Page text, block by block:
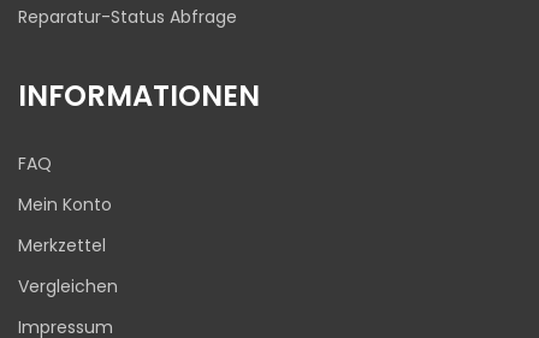
Reparatur-Status Abfrage
INFORMATIONEN
FAQ
Mein Konto
Merkzettel
Vergleichen
Impressum